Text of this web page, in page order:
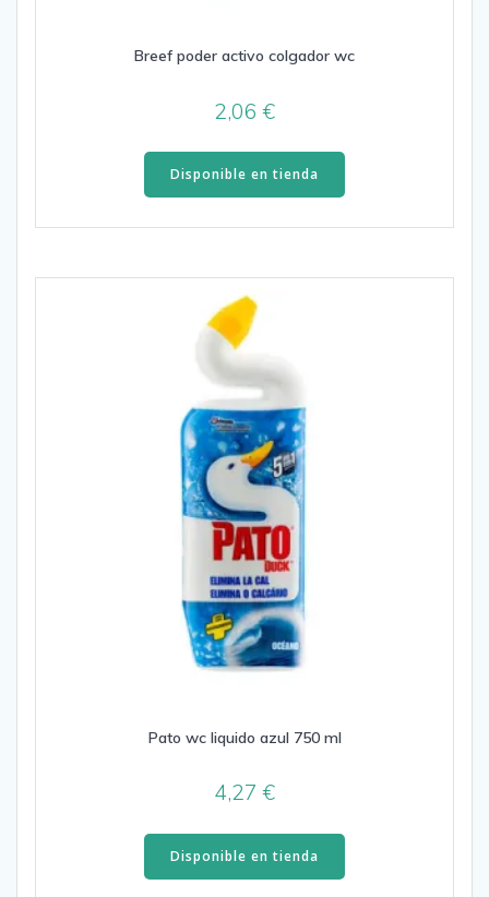
Breef poder activo colgador wc
2,06€
Disponible en tienda
Pato wc liquido azul 750 ml
4,27€
Disponible en tienda